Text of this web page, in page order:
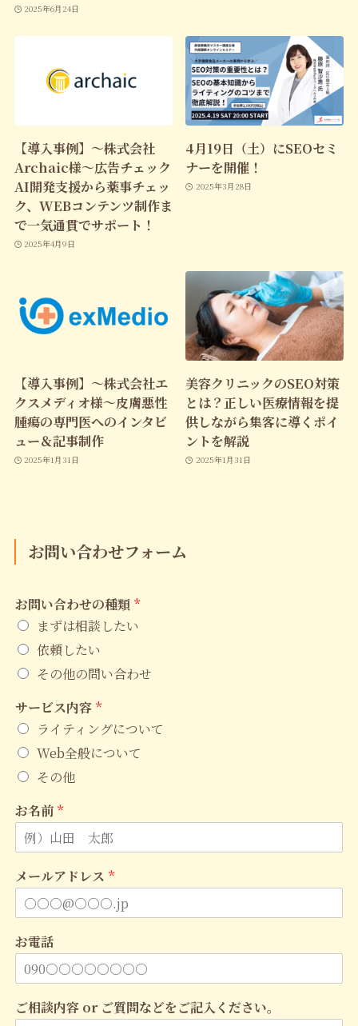
2025年6月24日
【導入事例】～株式会社
Archaic様～広告チェック
AI開発支援から薬事チェッ
ク、WEBコンテンツ制作ま
で一気通貫でサポート！
2025年4月9日
4月19日（土）にSEOセミ
ナーを開催！
2025年3月28日
【導入事例】～株式会社エ
クスメディオ様～皮膚悪性
腫瘍の専門医へのインタビ
ュー＆記事制作
2025年1月31日
美容クリニックのSEO対策
とは？正しい医療情報を提
供しながら集客に導くポイ
ントを解説
2025年1月31日
お問い合わせフォーム
お問い合わせの種類 *
まずは相談したい
依頼したい
その他の問い合わせ
サービス内容 *
ライティングについて
Web全般について
その他
お名前 *
メールアドレス *
お電話
ご相談内容 or ご質問などをご記入ください。